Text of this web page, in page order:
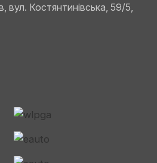
вул. Костянтинівська, 59/5,